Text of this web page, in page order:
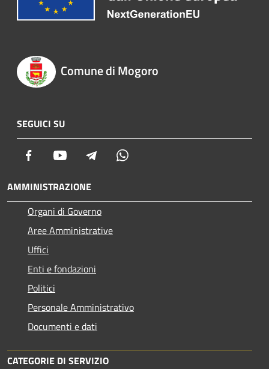
Comune di Mogoro
SEGUICI SU
Facebook Youtube Telegram
AMMINISTRAZIONE
Organi di Governo
Aree Amministrative
Uffici
Enti e fondazioni
Politici
Personale Amministrativo
Documenti e dati
CATEGORIE DI SERVIZIO